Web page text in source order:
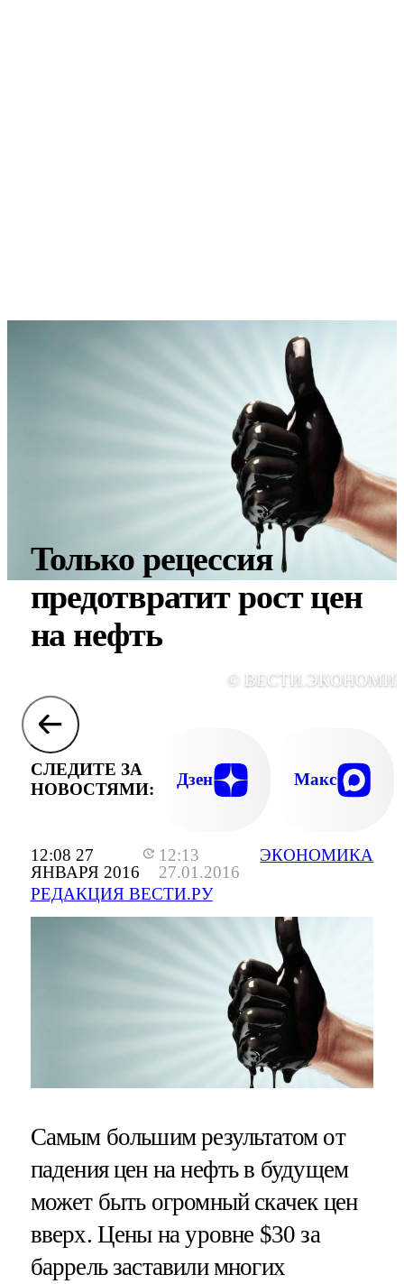
12:08 27
ЯНВАРЯ 2016
12:13
27.01.2016
РЕДАКЦИЯ ВЕСТИ.РУ
ЭКОНОМИКА
Только рецессия
предотвратит рост цен
на нефть
©
СЛЕДИТЕ ЗА
НОВОСТЯМИ:
Дзен Макс
Самым большим результатом от
падения цен на нефть в будущем
может быть огромный скачек цен
вверх. Цены на уровне $30 за
баррель заставили многих